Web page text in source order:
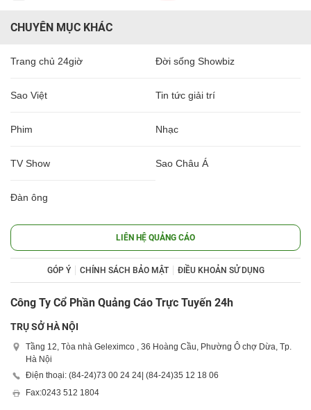
CHUYÊN MỤC KHÁC
Trang chủ 24giờ Đời sống Showbiz
Sao Việt Tin tức giải trí
Phim Nhạc
TV Show Sao Châu Á
Đàn ông
LIÊN HỆ QUẢNG CÁO
GÓP Ý CHÍNH SÁCH BẢO MẬT ĐIỀU KHOẢN SỬ DỤNG
Công Ty Cổ Phần Quảng Cáo Trực Tuyến 24h
TRỤ SỞ HÀ NỘI
Tầng 12, Tòa nhà Geleximco , 36 Hoàng Cầu, Phường Ô chợ Dừa, Tp.
Hà Nội
Điện thoại: (84-24)73 00 24 24 | (84-24)35 12 18 06
Fax:0243 512 1804